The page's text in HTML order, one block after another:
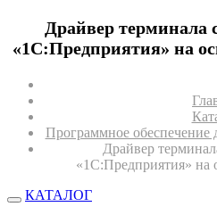
Драйвер терминала
«1С:Предприятия» на
Программное обеспечение
Драйвер
«1С:Предприятия» на
КАТАЛОГ